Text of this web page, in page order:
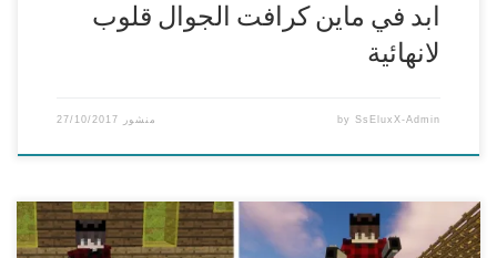
ابد في ماين كرافت الجوال قلوب
لانهائية
bySsEluxX-Admin منشور 27/10/2017